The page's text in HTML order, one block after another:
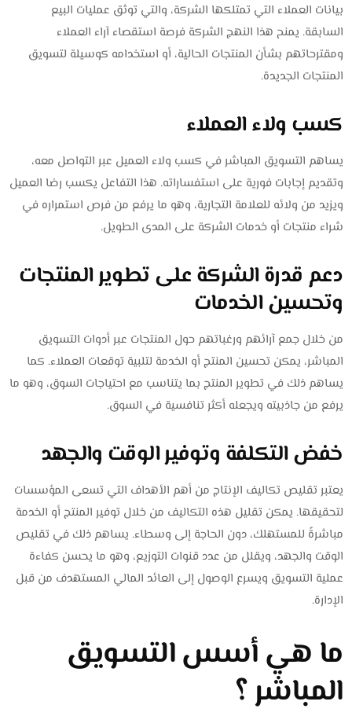
بيانات العملاء التي تمتلكها الشركة، والتي توثق عمليات البيع
السابقة. يمنح هذا النهج الشركة فرصة استقصاء آراء العملاء
ومقترحاتهم بشأن المنتجات الحالية، أو استخدامه كوسيلة لتسويق
المنتجات الجديدة.
كسب ولاء العملاء
يساهم التسويق المباشر في كسب ولاء العميل عبر التواصل معه،
وتقديم إجابات فورية على استفساراته. هذا التفاعل يكسب رضا العميل
ويزيد من ولائه للعلامة التجارية، وهو ما يرفع من فرص استمراره في
شراء منتجات أو خدمات الشركة على المدى الطويل.
دعم قدرة الشركة على تطوير المنتجات
وتحسين الخدمات
من خلال جمع آرائهم ورغباتهم حول المنتجات عبر أدوات التسويق
المباشر، يمكن تحسين المنتج أو الخدمة لتلبية توقعات العملاء. كما
يساهم ذلك في تطوير المنتج بما يتناسب مع احتياجات السوق، وهو ما
يرفع من جاذبيته ويجعله أكثر تنافسية في السوق.
خفض التكلفة وتوفير الوقت والجهد
يعتبر تقليص تكاليف الإنتاج من أهم الأهداف التي تسعى المؤسسات
لتحقيقها. يمكن تقليل هذه التكاليف من خلال توفير المنتج أو الخدمة
مباشرةً للمستهلك، دون الحاجة إلى وسطاء. يساهم ذلك في تقليص
الوقت والجهد، ويقلل من عدد قنوات التوزيع، وهو ما يحسن كفاءة
عملية التسويق ويسرع الوصول إلى العائد المالي المستهدف من قبل
الإدارة.
ما هي أسس التسويق
المباشر ؟